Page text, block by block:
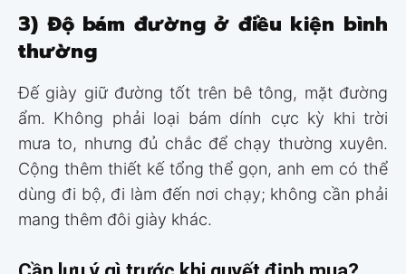
3) Độ bám đường ở điều kiện bình
thường
Đế giày giữ đường tốt trên bê tông, mặt đường
ẩm. Không phải loại bám dính cực kỳ khi trời
mưa to, nhưng đủ chắc để chạy thường xuyên.
Cộng thêm thiết kế tổng thể gọn, anh em có thể
dùng đi bộ, đi làm đến nơi chạy; không cần phải
mang thêm đôi giày khác.